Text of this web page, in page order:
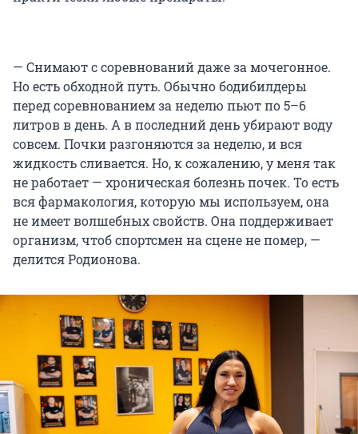
— Снимают с соревнований даже за мочегонное.
Но есть обходной путь. Обычно бодибилдеры
перед соревнованием за неделю пьют по 5–6
литров в день. А в последний день убирают воду
совсем. Почки разгоняются за неделю, и вся
жидкость сливается. Но, к сожалению, у меня так
не работает — хроническая болезнь почек. То есть
вся фармакология, которую мы используем, она
не имеет волшебных свойств. Она поддерживает
организм, чтоб спортсмен на сцене не помер, —
делится Родионова.